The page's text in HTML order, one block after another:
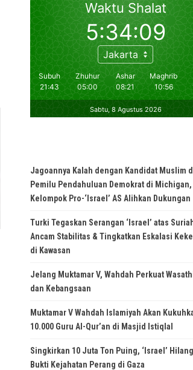
Jagoannya Kalah dengan Kandidat Muslim
Pemilu Pendahuluan Demokrat di Michigan,
Kelompok Pro-‘Israel’ AS Alihkan Dukungan
Turki Tegaskan Serangan ‘Israel’ atas
Ancam Stabilitas & Tingkatkan Eskalasi
di Kawasan
Jelang Muktamar V, Wahdah Perkuat
dan Kebangsaan
Muktamar V Wahdah Islamiyah Akan
10.000 Guru Al-Qur’an di Masjid Istiqlal
Singkirkan 10 Juta Ton Puing, ‘Israel’
Bukti Kejahatan Perang di Gaza